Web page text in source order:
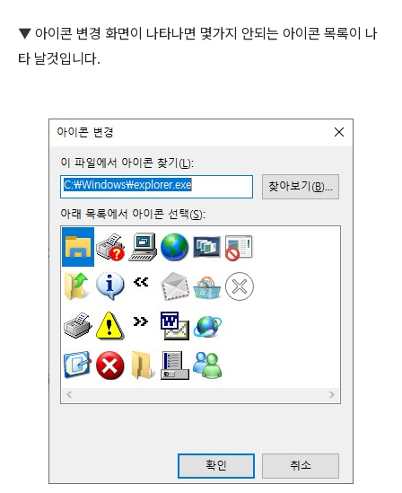
▼ 아이콘 변경 화면이 나타나면 몇가지 안되는 아이콘 목록이 나
타 날것입니다.